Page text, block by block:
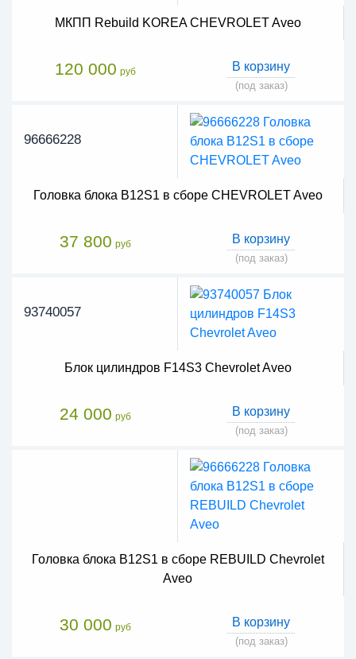
МКПП Rebuild KOREA CHEVROLET Aveo
120 000 руб В корзину
(под заказ)
96666228
Головка блока B12S1 в сборе CHEVROLET Aveo
37 800 руб В корзину
(под заказ)
93740057
Блок цилиндров F14S3 Chevrolet Aveo
24 000 руб В корзину
(под заказ)
Головка блока B12S1 в сборе REBUILD Chevrolet
Aveo
30 000 руб В корзину
(под заказ)